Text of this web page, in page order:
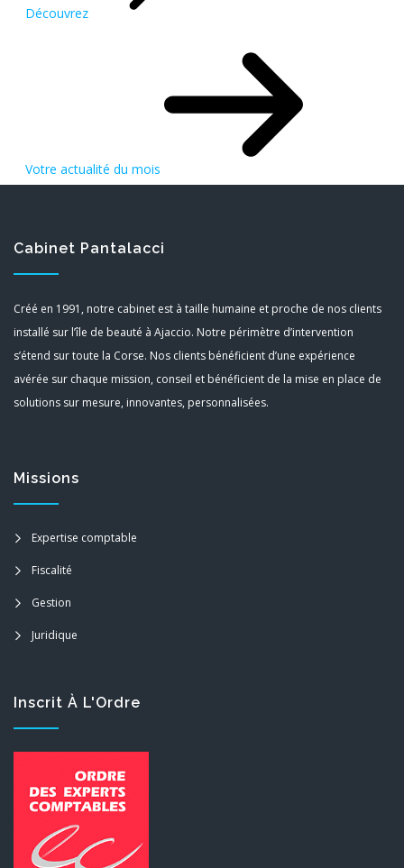
Découvrez
Votre actualité du mois
Cabinet Pantalacci
Créé en 1991, notre cabinet est à taille humaine et proche de nos clients
installé sur l’île de beauté à Ajaccio. Notre périmètre d’intervention
s’étend sur toute la Corse. Nos clients bénéficient d’une expérience
avérée sur chaque mission, conseil et bénéficient de la mise en place de
solutions sur mesure, innovantes, personnalisées.
Missions
Expertise comptable
Fiscalité
Gestion
Juridique
Inscrit À L'Ordre